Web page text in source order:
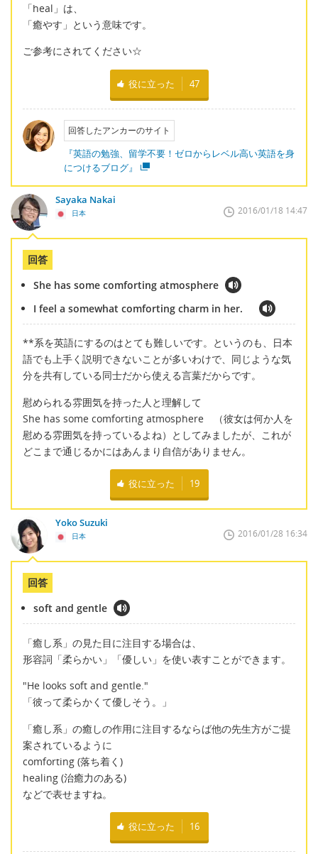
「heal」は、
「癒やす」という意味です。
ご参考にされてください☆
役に立った 47
回答したアンカーのサイト
『英語の勉強、留学不要！ゼロからレベル高い英語を身
につけるブログ』
Sayaka Nakai
日本 2016/01/18 14:47
回答
She has some comforting atmosphere
I feel a somewhat comforting charm in her.
**系を英語にするのはとても難しいです。というのも、日本
語でも上手く説明できないことが多いわけで、同じような気
分を共有している同士だから使える言葉だからです。
慰められる雰囲気を持った人と理解して
She has some comforting atmosphere （彼女は何か人を
慰める雰囲気を持っているよね）としてみましたが、これが
どこまで通じるかにはあんまり自信がありません。
役に立った 19
Yoko Suzuki
日本 2016/01/28 16:34
回答
soft and gentle
「癒し系」の見た目に注目する場合は、
形容詞「柔らかい」「優しい」を使い表すことができます。
"He looks soft and gentle."
「彼って柔らかくて優しそう。」
「癒し系」の癒しの作用に注目するならば他の先生方がご提
案されているように
comforting (落ち着く)
healing (治癒力のある)
などで表せますね。
役に立った 16